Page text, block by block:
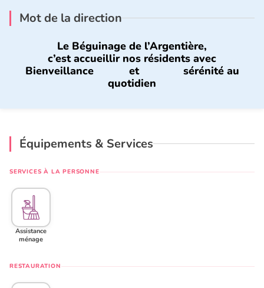
Mot de la direction
Le Béguinage de l’Argentière,
c’est accueillir nos résidents avec
Bienveillance et sérénité au
quotidien
Équipements & Services
SERVICES À LA PERSONNE
Assistance
ménage
RESTAURATION